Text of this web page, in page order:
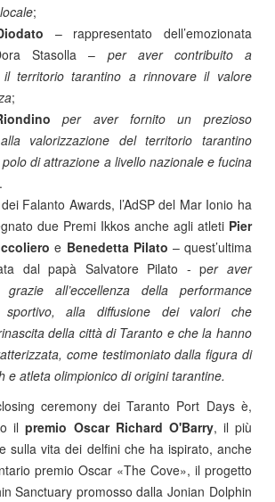
;
– rappresentato dell’emozionata
Stasolla – per aver contribuito a
il territorio tarantino a rinnovare il valore
;
per aver fornito un prezioso
valorizzazione del territorio tarantino
di attrazione a livello nazionale e fucina
.
dei Falanto Awards, l’AdSP del Mar Ionio ha
due Premi Ikkos anche agli atleti Pier
e Benedetta Pilato – quest’ultima
dal papà Salvatore Pilato - per aver
grazie all’eccellenza della performance
sportivo, alla diffusione dei valori che
della città di Taranto e che la hanno
come testimoniato dalla figura di
e atleta olimpionico di origini tarantine.
ceremony dei Taranto Port Days è,
ilpremio Oscar Richard O'Barry, il più
sulla vita dei delfini che ha ispirato, anche
premio Oscar «The Cove», il progetto
Sanctuary promosso dalla Jonian Dolphin